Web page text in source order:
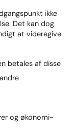
ikke
Det kan dog
at videregive
betales af disse
og økonomi-